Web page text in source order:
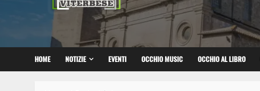
HOME NOTIZIE EVENTI OCCHIO MUSIC OCCHIO AL LIBRO